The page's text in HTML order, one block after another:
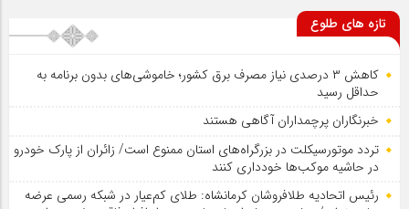
تازه های طلوع
کاهش ۳ درصدی نیاز مصرف برق کشور؛ خاموشی‌های بدون برنامه به
حداقل رسید
خبرنگاران پرچمداران آگاهی هستند
تردد موتورسیکلت در بزرگراه‌های استان ممنوع است/ زائران از پارک خودرو
در حاشیه موکب‌ها خودداری کنند
رئیس اتحادیه طلافروشان کرمانشاه: طلای کم‌عیار در شبکه رسمی عرضه